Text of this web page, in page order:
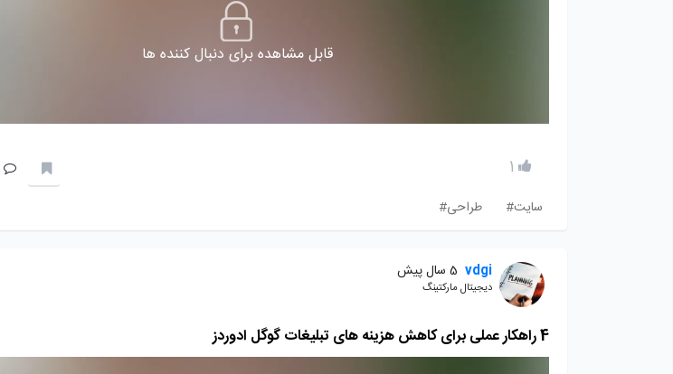
قابل مشاهده برای دنبال کننده ها
1
سایت#
طراحی#
vdgi 5 سال پیش
دیجیتال مارکتینگ
4 راهکار عملی برای کاهش هزینه های تبلیغات گوگل ادوردز